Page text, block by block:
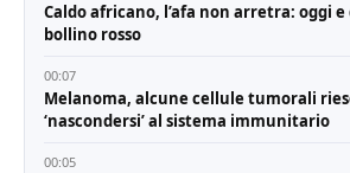
Caldo africano, l’afa non arretra: oggi
bollino rosso
00:07
Melanoma, alcune cellule tumorali
‘nascondersi’ al sistema immunitario
00:05